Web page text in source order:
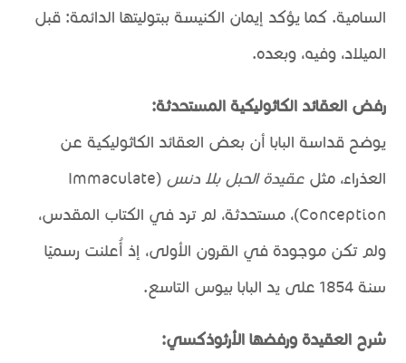
السامية. كما يؤكد إيمان الكنيسة ببتوليتها الدائمة: قبل
الميلاد، وفيه، وبعده.
رفض العقائد الكاثوليكية المستحدثة:
يوضح قداسة البابا أن بعض العقائد الكاثوليكية عن
العذراء، مثلعقيدة الحبل بلا دنس (Immaculate
Conception)، مستحدثة، لم ترد في الكتاب المقدس،
ولم تكن موجودة في القرون الأولى، إذ أُعلنت رسميًا
سنة 1854 على يد البابا بيوس التاسع.
شرح العقيدة ورفضها الأرثوذكسي: